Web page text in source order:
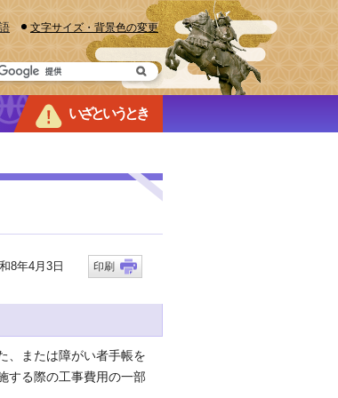
文字サイズ・背景色の変更
いざというとき
8年4月3日 印刷
、または障がい者手帳を
する際の工事費用の一部